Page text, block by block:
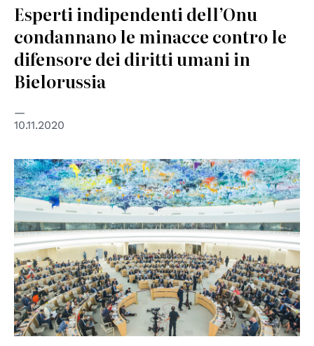
Esperti indipendenti dell’Onu
condannano le minacce contro le
difensore dei diritti umani in
Bielorussia
10.11.2020
© UN Photo/Elma Okic